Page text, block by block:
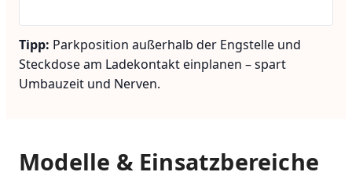
Tipp: Parkposition außerhalb der Engstelle und
Steckdose am Ladekontakt einplanen – spart
Umbauzeit und Nerven.
Modelle & Einsatzbereiche